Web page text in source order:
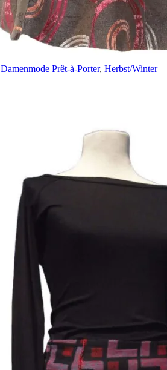
Damenmode Prêt-à-Porter, Herbst/Winter